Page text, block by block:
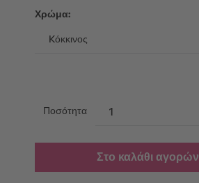
Χρώμα:
Ποσότητα
Στο καλάθι αγορών